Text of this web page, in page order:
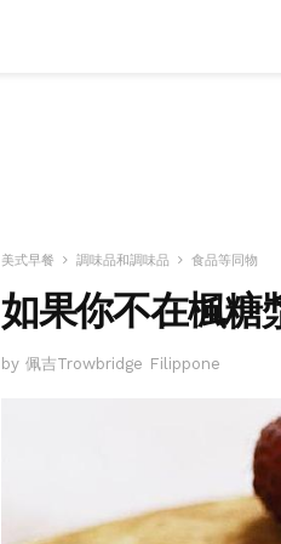
美式早餐 調味品和調味品 食品等同物
如果你不在楓糖
by 佩吉Trowbridge Filippone